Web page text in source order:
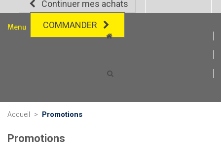
Continuer mes achats
COMMANDER
Menu
Accueil > Promotions
Promotions